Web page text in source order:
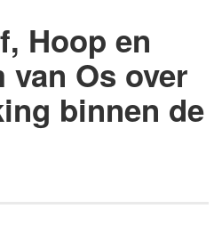
Hoop en
van Os over
binnen de